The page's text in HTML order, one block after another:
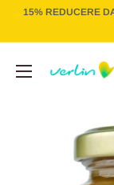
15% REDUCERE